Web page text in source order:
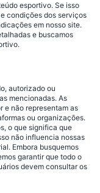
esportivo. Se isso
condições dos serviços
em nosso site.
e buscamos
autorizado ou
mencionadas. As
e não representam as
ou organizações.
o que significa que
não influencia nossas
Embora busquemos
garantir que todo o
devem consultar os